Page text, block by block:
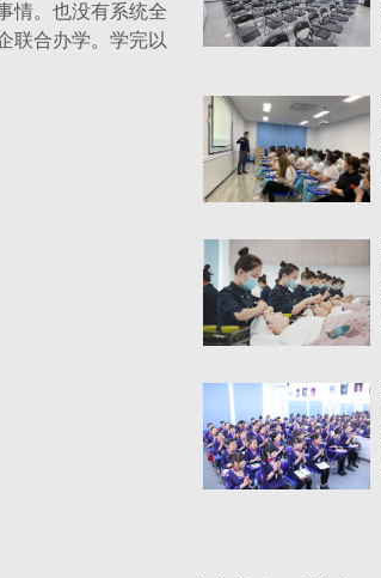
情。也没有系统全
联合办学。学完以